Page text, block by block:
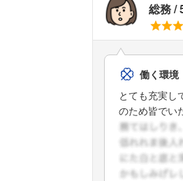
総務
働く環境
とても充実し
のため皆でい